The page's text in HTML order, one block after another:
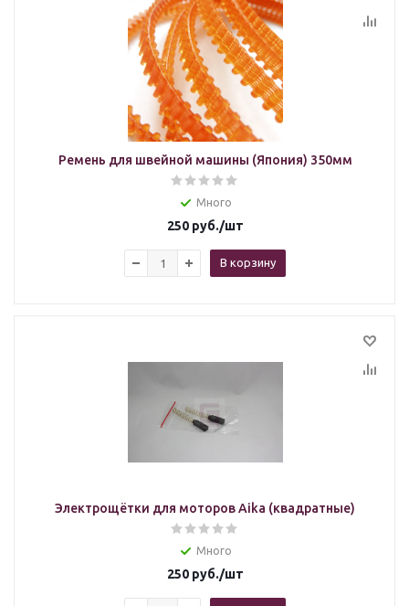
Ремень для швейной машины (Япония) 350мм
Много
250руб./шт
В корзину
Электрощётки для моторов Aika (квадратные)
Много
250руб./шт